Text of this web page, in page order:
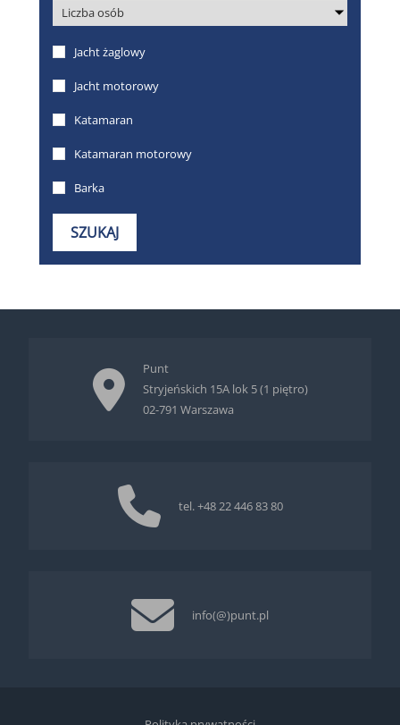
Punt
Stryjeńskich 15A lok 5 (1 piętro)
02-791 Warszawa
tel. +48 22 446 83 80
info(@)punt.pl